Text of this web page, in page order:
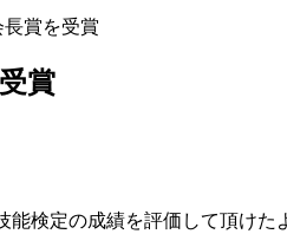
賞を受賞
賞
検定の成績を評価して頂けた